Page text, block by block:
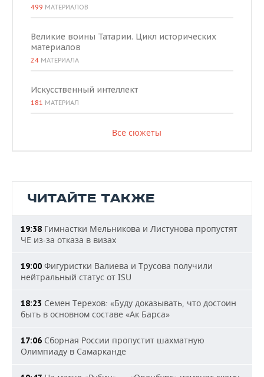
499 МАТЕРИАЛОВ
Великие воины Татарии. Цикл исторических
материалов
24 МАТЕРИАЛА
Искусственный интеллект
181 МАТЕРИАЛ
Все сюжеты
ЧИТАЙТЕ ТАКЖЕ
19:38 Гимнастки Мельникова и Листунова пропустят
ЧЕ из-за отказа в визах
19:00 Фигуристки Валиева и Трусова получили
нейтральный статус от ISU
18:23 Семен Терехов: «Буду доказывать, что достоин
быть в основном составе «Ак Барса»
17:06 Сборная России пропустит шахматную
Олимпиаду в Самарканде